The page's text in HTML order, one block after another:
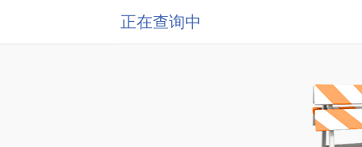
正在查询中